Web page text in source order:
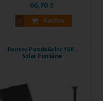
66,70 €
Kaufen
Pontec PondoSolar 150 -
Solar Fontäne